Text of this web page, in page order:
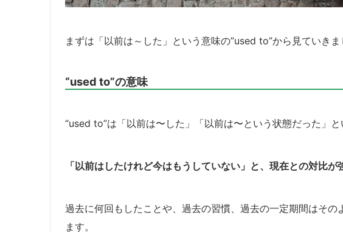
まずは「以前は～した」という意味の”used to”から見ていきま
“used to”の意味
“used to”は「以前は〜した」「以前は〜という状態だった」と
「以前はしたけれど今はもうしていない」と、現在との対比が
過去に何回もしたことや、過去の習慣、過去の一定期間はそ
ます。